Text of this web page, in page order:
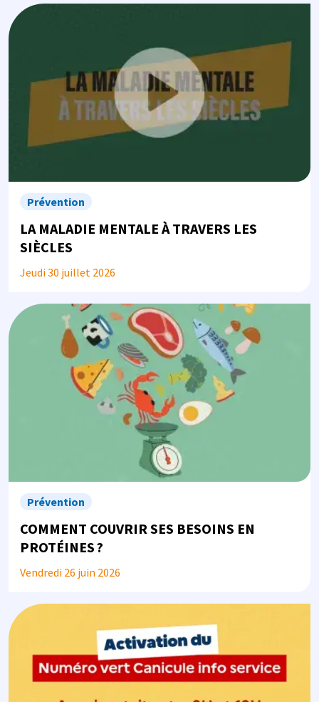
Image
Prévention
LA MALADIE MENTALE À TRAVERS LES
SIÈCLES
Jeudi 30 juillet 2026
Image
Prévention
COMMENT COUVRIR SES BESOINS EN
PROTÉINES ?
Vendredi 26 juin 2026
Image